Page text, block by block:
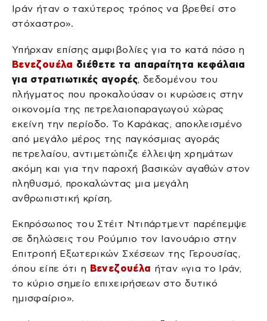
Ιράν ήταν ο ταχύτερος τρόπος να βρεθεί στο
στόχαστρο».
Υπήρχαν επίσης αμφιβολίες για το κατά πόσο η
Βενεζουέλα διέθετε τα απαραίτητα κεφάλαια
για στρατιωτικές αγορές, δεδομένου του
πλήγματος που προκαλούσαν οι κυρώσεις στην
οικονομία της πετρελαιοπαραγωγού χώρας
εκείνη την περίοδο. Το Καράκας, αποκλεισμένο
από μεγάλο μέρος της παγκόσμιας αγοράς
πετρελαίου, αντιμετώπιζε έλλειψη χρημάτων
ακόμη και για την παροχή βασικών αγαθών στον
πληθυσμό, προκαλώντας μια μεγάλη
ανθρωπιστική κρίση.
Εκπρόσωπος του Στέιτ Ντιπάρτμεντ παρέπεμψε
σε δηλώσεις του Ρούμπιο τον Ιανουάριο στην
Επιτροπή Εξωτερικών Σχέσεων της Γερουσίας,
όπου είπε ότι η Βενεζουέλα ήταν «για το Ιράν,
το κύριο σημείο επιχειρήσεων στο δυτικό
ημισφαίριο».